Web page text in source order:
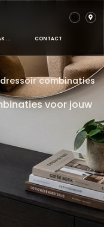
dressoir
voor